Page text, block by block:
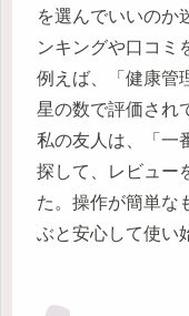
を選んでいいのか
ンキングや口コミ
例えば、「健康管
星の数で評価され
私の友人は、「一
探して、レビュー
た。操作が簡単な
ぶと安心して使い